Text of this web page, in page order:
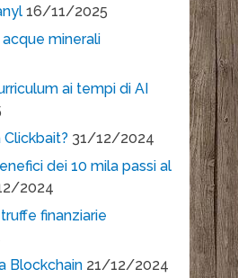
16/11/2025
minerali
ai tempi di AI
Clickbait? 31/12/2024
dei 10 mila passi al
2024
finanziarie
Blockchain 21/12/2024